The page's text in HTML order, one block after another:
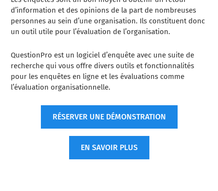
d’information et des opinions de la part de nombreuses
personnes au sein d’une organisation. Ils constituent donc
un outil utile pour l’évaluation de l’organisation.
QuestionPro est un logiciel d’enquête avec une suite de
recherche qui vous offre divers outils et fonctionnalités
pour les enquêtes en ligne et les évaluations comme
l’évaluation organisationnelle.
RÉSERVER UNE DÉMONSTRATION
EN SAVOIR PLUS